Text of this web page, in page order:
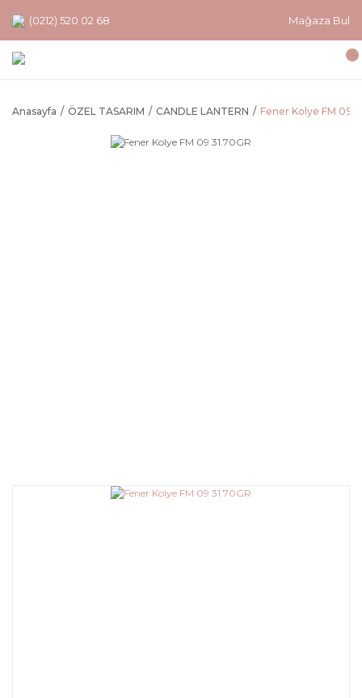
(0212) 520 02 68 Mağaza Bul
Anasayfa ÖZEL TASARIM CANDLE LANTERN Fener Kolye FM 09